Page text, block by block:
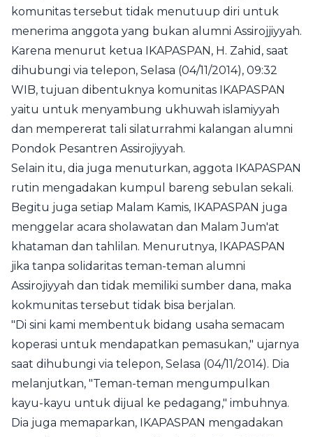
komunitas tersebut tidak menutuup diri untuk
menerima anggota yang bukan alumni Assirojjiyyah.
Karena menurut ketua IKAPASPAN, H. Zahid, saat
dihubungi via telepon, Selasa (04/11/2014), 09:32
WIB, tujuan dibentuknya komunitas IKAPASPAN
yaitu untuk menyambung ukhuwah islamiyyah
dan mempererat tali silaturrahmi kalangan alumni
Pondok Pesantren Assirojiyyah.
Selain itu, dia juga menuturkan, aggota IKAPASPAN
rutin mengadakan kumpul bareng sebulan sekali.
Begitu juga setiap Malam Kamis, IKAPASPAN juga
menggelar acara sholawatan dan Malam Jum'at
khataman dan tahlilan. Menurutnya, IKAPASPAN
jika tanpa solidaritas teman-teman alumni
Assirojiyyah dan tidak memiliki sumber dana, maka
kokmunitas tersebut tidak bisa berjalan.
"Di sini kami membentuk bidang usaha semacam
koperasi untuk mendapatkan pemasukan," ujarnya
saat dihubungi via telepon, Selasa (04/11/2014). Dia
melanjutkan, "Teman-teman mengumpulkan
kayu-kayu untuk dijual ke pedagang," imbuhnya.
Dia juga memaparkan, IKAPASPAN mengadakan